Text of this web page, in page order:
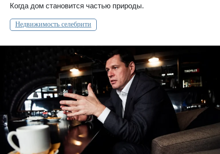
Когда дом становится частью природы.
Недвижимость селебрити